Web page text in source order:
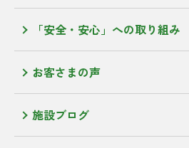
「安全・安心」への取り組み
お客さまの声
施設ブログ